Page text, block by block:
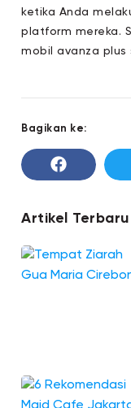
ketika Anda
platform mereka.
mobil avanza
Bagikan ke:
Artikel Terbaru